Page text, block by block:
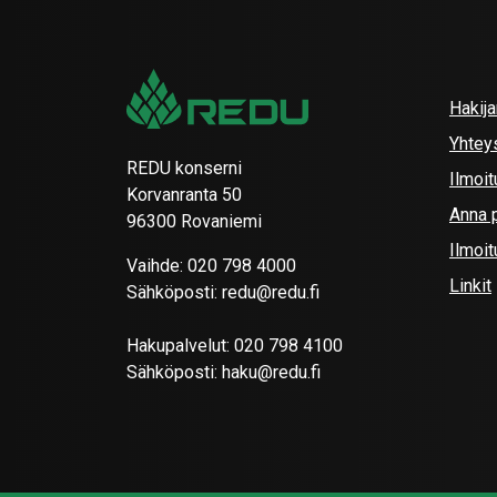
REDU konserni
Korvanranta 50
96300 Rovaniemi
Vaihde: 020 798 4000
Sähköposti: redu@redu.fi
Hakupalvelut: 020 798 4100
Sähköposti: haku@redu.fi
Anna
Linkit